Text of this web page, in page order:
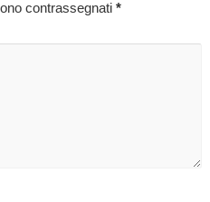
contrassegnati *